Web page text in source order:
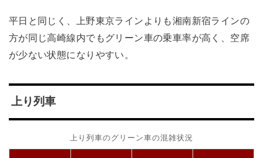
平日と同じく、上野東京ラインよりも湘南新宿ラインの
方が同じ高崎線内でもグリーン車の乗車率が高く、空席
が少ない状態になりやすい。
上り列車
上り列車のグリーン車の混雑状況